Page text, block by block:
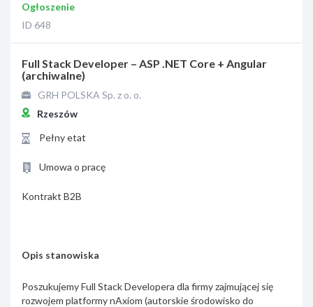
Ogłoszenie
ID 648
Full Stack Developer – ASP .NET Core + Angular
(archiwalne)
GRH POLSKA Sp. z o. o.
Rzeszów
Pełny etat
Umowa o pracę
Kontrakt B2B
Opis stanowiska
Poszukujemy Full Stack Developera dla firmy zajmującej się
rozwojem platformy nAxiom (autorskie środowisko do